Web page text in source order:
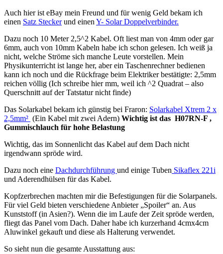
Auch hier ist eBay mein Freund und für wenig Geld bekam ich
einen Satz Steckerund einen Y- Solar Doppelverbinder.
Dazu noch 10 Meter 2,5^2 Kabel. Oft liest man von 4mm oder gar
6mm, auch von 10mm Kabeln habe ich schon gelesen. Ich weiß ja
nicht, welche Ströme sich manche Leute vorstellen. Mein
Physikunterricht ist lange her, aber ein Taschenrechner bedienen
kann ich noch und die Rückfrage beim Elektriker bestätigte: 2,5mm
reichen völlig (Ich schreibe hier mm, weil ich ^2 Quadrat – also
Querschnitt auf der Tatstatur nicht finde)
Das Solarkabel bekam ich günstig bei Fraron: Solarkabel Xtrem 2 x
2,5mm² (Ein Kabel mit zwei Adern) Wichtig ist das H07RN-F ,
Gummischlauch für hohe Belastung
Wichtig, das im Sonnenlicht das Kabel auf dem Dach nicht
irgendwann spröde wird.
Dazu noch eine Dachdurchführung und einige Tuben Sikaflex 221i
und Aderendhülsen für das Kabel.
Kopfzerbrechen machten mir die Befestigungen für die Solarpanels.
Für viel Geld bieten verschiedene Anbieter „Spoiler“ an. Aus
Kunststoff (in Asien?). Wenn die im Laufe der Zeit spröde werden,
fliegt das Panel vom Dach. Daher habe ich kurzerhand 4cmx4cm
Aluwinkel gekauft und diese als Halterung verwendet.
So sieht nun die gesamte Ausstattung aus: